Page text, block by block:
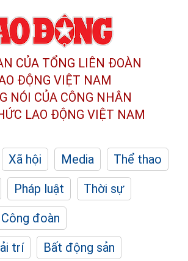
CỦA TỔNG LIÊN ĐOÀN
ĐỘNG VIỆT NAM
NÓI CỦA CÔNG NHÂN
LAO ĐỘNG VIỆT NAM
Xã hội Media
Thể thao
Pháp luật
Thời sự
Công đoàn
trí
Bất động sản